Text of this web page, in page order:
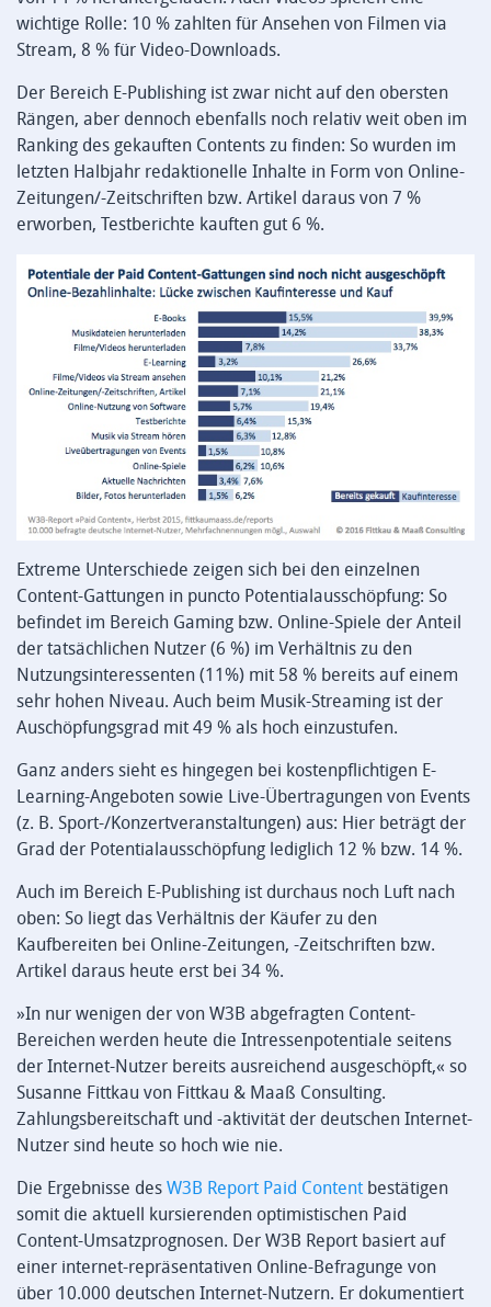
wichtige Rolle: 10 % zahlten für Ansehen von Filmen via
Stream, 8 % für Video-Downloads.
Der Bereich E-Publishing ist zwar nicht auf den obersten
Rängen, aber dennoch ebenfalls noch relativ weit oben im
Ranking des gekauften Contents zu finden: So wurden im
letzten Halbjahr redaktionelle Inhalte in Form von Online-
Zeitungen/-Zeitschriften bzw. Artikel daraus von 7 %
erworben, Testberichte kauften gut 6 %.
Extreme Unterschiede zeigen sich bei den einzelnen
Content-Gattungen in puncto Potentialausschöpfung: So
befindet im Bereich Gaming bzw. Online-Spiele der Anteil
der tatsächlichen Nutzer (6 %) im Verhältnis zu den
Nutzungsinteressenten (11%) mit 58 % bereits auf einem
sehr hohen Niveau. Auch beim Musik-Streaming ist der
Auschöpfungsgrad mit 49 % als hoch einzustufen.
Ganz anders sieht es hingegen bei kostenpflichtigen E-
Learning-Angeboten sowie Live-Übertragungen von Events
(z. B. Sport-/Konzertveranstaltungen) aus: Hier beträgt der
Grad der Potentialausschöpfung lediglich 12 % bzw. 14 %.
Auch im Bereich E-Publishing ist durchaus noch Luft nach
oben: So liegt das Verhältnis der Käufer zu den
Kaufbereiten bei Online-Zeitungen, -Zeitschriften bzw.
Artikel daraus heute erst bei 34 %.
»In nur wenigen der von W3B abgefragten Content-
Bereichen werden heute die Intressenpotentiale seitens
der Internet-Nutzer bereits ausreichend ausgeschöpft,« so
Susanne Fittkau von Fittkau & Maaß Consulting.
Zahlungsbereitschaft und -aktivität der deutschen Internet-
Nutzer sind heute so hoch wie nie.
Die Ergebnisse des W3B Report Paid Content bestätigen
somit die aktuell kursierenden optimistischen Paid
Content-Umsatzprognosen. Der W3B Report basiert auf
einer internet-repräsentativen Online-Befragunge von
über 10.000 deutschen Internet-Nutzern. Er dokumentiert